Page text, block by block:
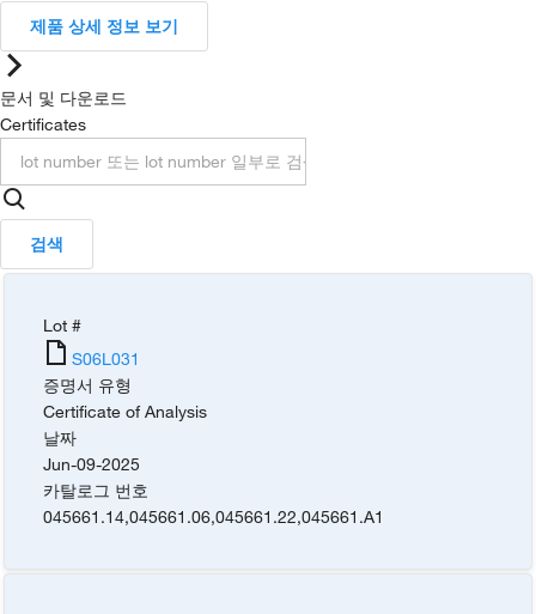
제품 상세 정보 보기
문서 및 다운로드
Certificates
검색
Lot #
S06L031
증명서 유형
Certificate of Analysis
날짜
Jun-09-2025
카탈로그 번호
045661.14,045661.06,045661.22,045661.A1